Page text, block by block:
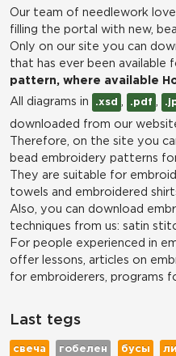
Our team of needlework
filling the portal with new,
Only on our site you can
that has ever been available
pattern, where available
All diagrams in
.xsd .pdf
downloaded from our
Therefore, on the site you
bead embroidery patterns
They are suitable for
towels and embroidered
Also, you can download
techniques from us: satin
For people experienced in
offer lessons, articles on
for embroiderers, programs
Last tegs
свеча гобелен бусы